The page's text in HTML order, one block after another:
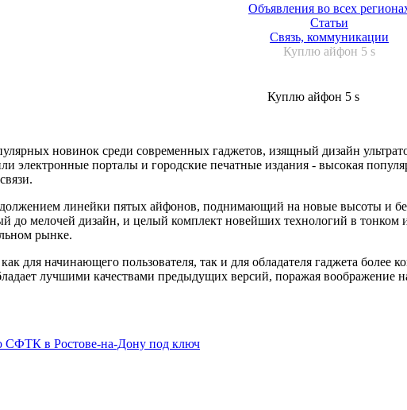
Объявления во всех
Статьи
Связь, коммуникации
Куплю айфон 5 s
Куплю айфон 5 s
новинок среди современных гаджетов, изящный дизайн
электронные порталы и городские печатные издания - высокая
линейки пятых айфонов, поднимающий на новые высоты и
до мелочей дизайн, и целый комплект новейших технологий в
рынке.
для начинающего пользователя, так и для обладателя гаджета более
лучшими качествами предыдущих версий, поражая
СФТК в Ростове-на-Дону под ключ